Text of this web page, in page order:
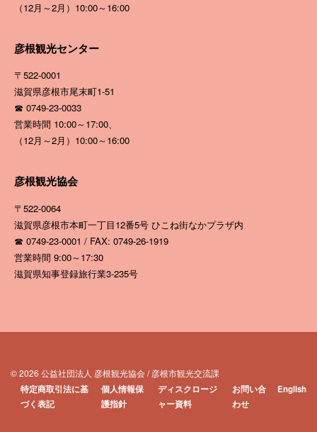
（12月～2月）10:00～16:00
彦根観光センター
〒522-0001
滋賀県彦根市尾末町1-51
☎ 0749-23-0033
営業時間 10:00～17:00、
（12月～2月）10:00～16:00
彦根観光協会
〒522-0064
滋賀県彦根市本町一丁目12番5号 ひこね街なかプラザ内
☎ 0749-23-0001 / FAX: 0749-26-1919
営業時間 9:00～17:30
滋賀県知事登録旅行業3-235号
© 2026 公益社団法人 彦根観光協会 / 彦根市観光交流課
特定商取引法に基
づく表記
個人情報保
護指針
ディスクロージ
ャー資料
お問い合
わせ
English